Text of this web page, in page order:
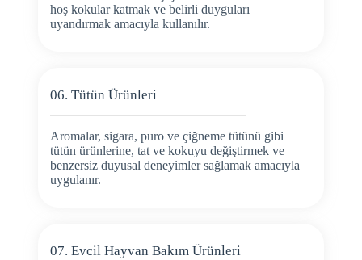
hoş kokular katmak ve belirli duyguları
uyandırmak amacıyla kullanılır.
06. Tütün Ürünleri
Aromalar, sigara, puro ve çiğneme tütünü gibi
tütün ürünlerine, tat ve kokuyu değiştirmek ve
benzersiz duyusal deneyimler sağlamak amacıyla
uygulanır.
07. Evcil Hayvan Bakım Ürünleri